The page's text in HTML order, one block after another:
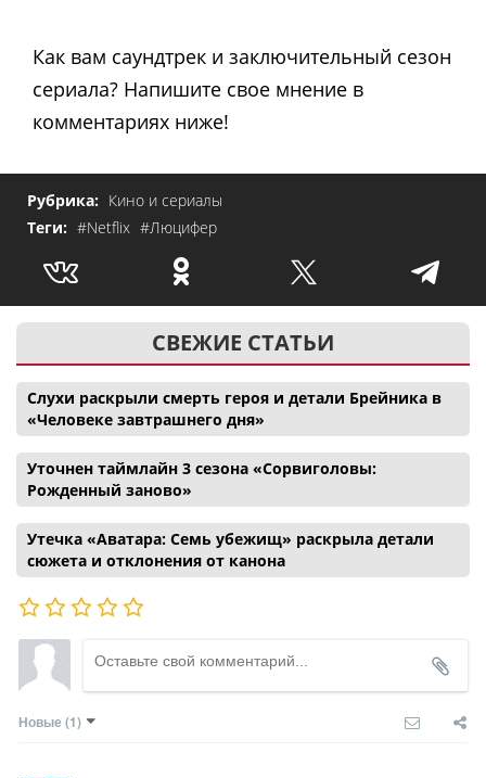
Как вам саундтрек и заключительный сезон
сериала? Напишите свое мнение в
комментариях ниже!
Рубрика: Кино и сериалы
Теги: #Netflix #Люцифер
СВЕЖИЕ СТАТЬИ
Слухи раскрыли смерть героя и детали Брейника в
«Человеке завтрашнего дня»
Уточнен таймлайн 3 сезона «Сорвиголовы:
Рожденный заново»
Утечка «Аватара: Семь убежищ» раскрыла детали
сюжета и отклонения от канона
Новые (1)